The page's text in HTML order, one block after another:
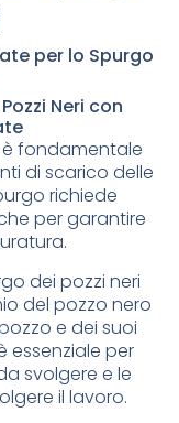
per lo Spurgo
Neri con
è fondamentale
di scarico delle
richiede
per garantire
dei pozzi neri
del pozzo nero
e dei suoi
essenziale per
svolgere e le
il lavoro.